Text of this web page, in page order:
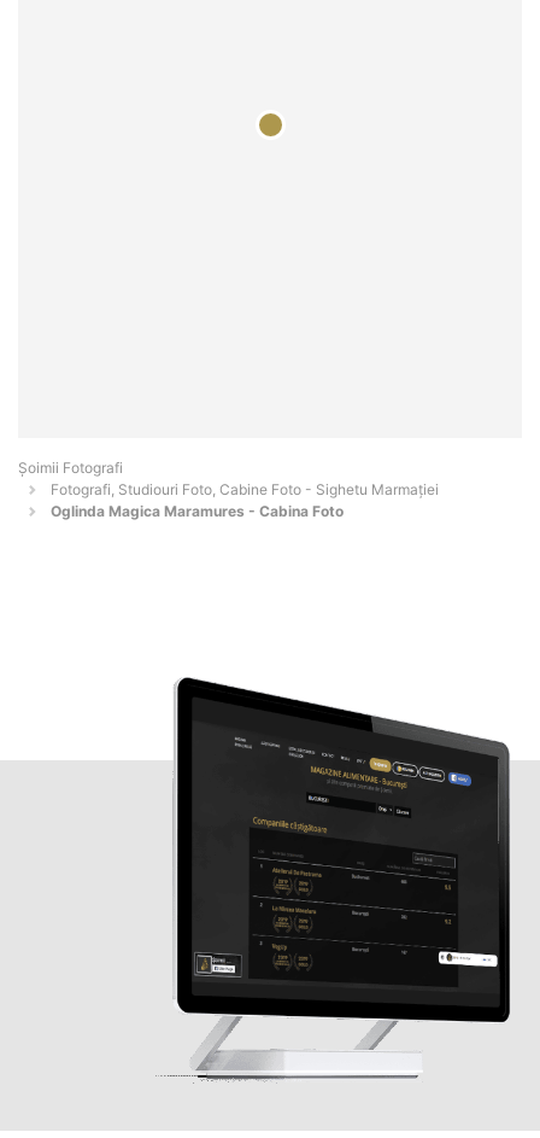
Șoimii Fotografi
Fotografi, Studiouri Foto, Cabine Foto - Sighetu Marmaţiei
Oglinda Magica Maramures - Cabina Foto